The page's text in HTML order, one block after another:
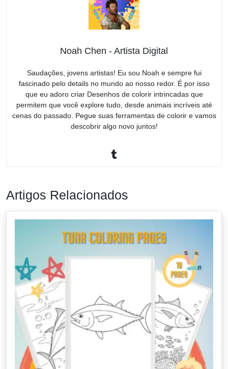
Noah Chen - Artista Digital
Saudações, jovens artistas! Eu sou Noah e sempre fui
fascinado pelo details no mundo ao nosso redor. É por isso
que eu adoro criar Desenhos de colorir intrincadas que
permitem que você explore tudo, desde animais incríveis até
cenas do passado. Pegue suas ferramentas de colorir e vamos
descobrir algo novo juntos!
Artigos Relacionados